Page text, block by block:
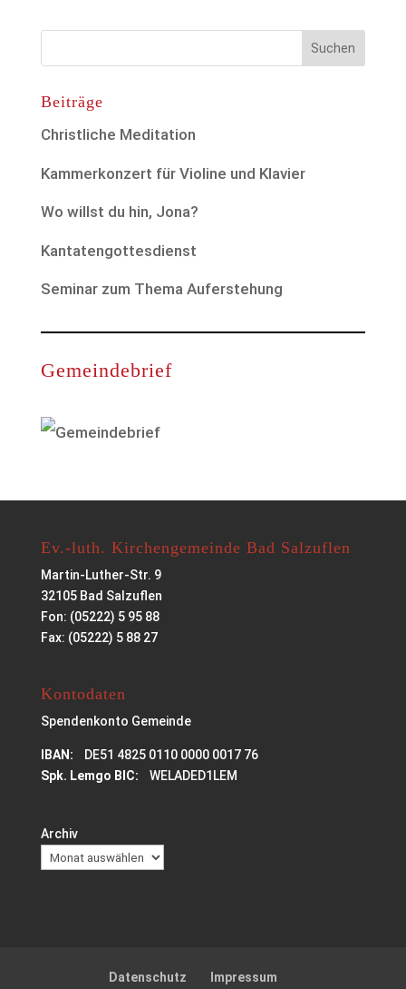
Beiträge
Christliche Meditation
Kammerkonzert für Violine und Klavier
Wo willst du hin, Jona?
Kantatengottesdienst
Seminar zum Thema Auferstehung
Gemeindebrief
Ev.-luth. Kirchengemeinde Bad Salzuflen
Martin-Luther-Str. 9
32105 Bad Salzuflen
Fon: (05222) 5 95 88
Fax: (05222) 5 88 27
Kontodaten
Spendenkonto Gemeinde
IBAN: DE51 4825 0110 0000 0017 76
Spk. Lemgo BIC: WELADED1LEM
Archiv
Datenschutz Impressum